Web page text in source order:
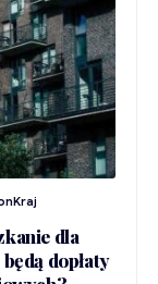
Kraj
dla
dopłaty